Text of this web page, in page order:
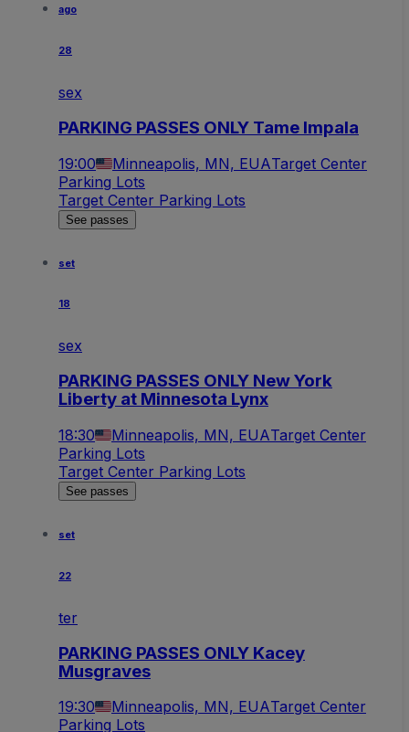
ago
28
sex
PARKING PASSES ONLY Tame Impala
19:00 Minneapolis, MN, EUATarget Center
Parking Lots
Target Center Parking Lots
See passes
set
18
sex
PARKING PASSES ONLY New York
Liberty at Minnesota Lynx
18:30 Minneapolis, MN, EUATarget Center
Parking Lots
Target Center Parking Lots
See passes
set
22
ter
PARKING PASSES ONLY Kacey
Musgraves
19:30 Minneapolis, MN, EUATarget Center
Parking Lots